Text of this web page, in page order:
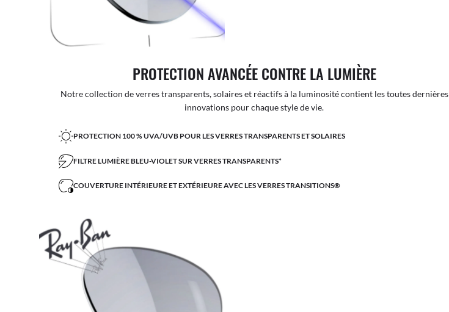
PROTECTION AVANCÉE CONTRE LA LUMIÈRE
Notre collection de verres transparents, solaires et réactifs à la luminosité contient les toutes dernières
innovations pour chaque style de vie.
PROTECTION 100 % UVA/UVB POUR LES VERRES TRANSPARENTS ET SOLAIRES
FILTRE LUMIÈRE BLEU-VIOLET SUR VERRES TRANSPARENTS*
COUVERTURE INTÉRIEURE ET EXTÉRIEURE AVEC LES VERRES TRANSITIONS®